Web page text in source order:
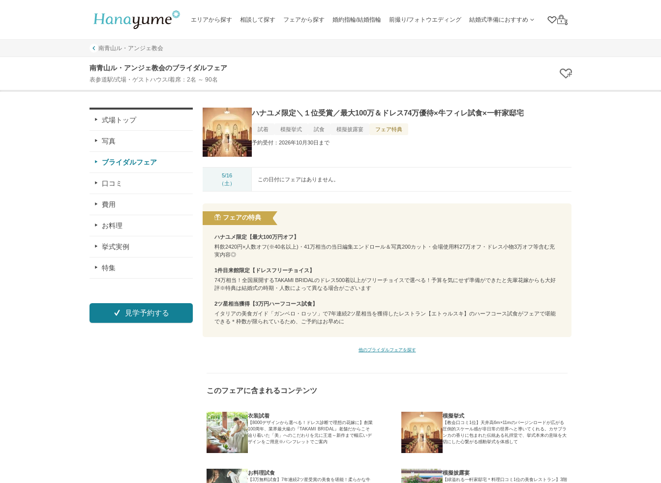
エリアから探す 相談して探す フェアから探す 婚約指輪/結婚指輪 前撮り/フォトウエディング 結婚式準備におすすめ
クリップリスト
ログイン
南青山ル・アンジェ教会
南青山ル・アンジェ教会のブライダルフェア
表参道駅/式場・ゲストハウス/着席：2名 ～ 90名 クリップする
式場トップ
写真
ブライダルフェア
口コミ
費用
お料理
挙式実例
特集
見学予約する
ハナユメ限定＼１位受賞／最大100万＆ドレス74万優待×牛フィレ試食×一軒家邸宅
試着 模擬挙式 試食 模擬披露宴 フェア特典
予約受付：2026年10月30日まで
5/16
（土）
この日付にフェアはありません。
フェアの特典
ハナユメ限定【最大100万円オフ】
料飲2420円×人数オフ(※40名以上)・41万相当の当日編集エンドロール＆写真200カット・会場使用料27万オフ・ドレス小物3万オフ等含む充
実内容◎
1件目来館限定【ドレスフリーチョイス】
74万相当！全国展開するTAKAMI BRIDALのドレス500着以上がフリーチョイスで選べる！予算を気にせず準備ができたと先輩花嫁からも大好
評※特典は結婚式の時期・人数によって異なる場合がございます
2ツ星相当獲得【3万円ハーフコース試食】
イタリアの美食ガイド「ガンベロ・ロッソ」で7年連続2ツ星相当を獲得したレストラン【エトゥルスキ】のハーフコース試食がフェアで堪能
できる＊枠数が限られているため、ご予約はお早めに
他のブライダルフェアを探す
このフェアに含まれるコンテンツ
衣装試着
【8000デザインから選べる！ドレス診断で理想の花嫁に】創業
100周年、業界最大級の『TAKAMI BRIDAL』老舗だからこそ
辿り着いた「美」へのこだわりを元に王道～新作まで幅広いデ
ザインをご用意※パンフレットでご案内
模擬挙式
【教会口コミ1位】天井高6m×11mのバージンロードが広がる
圧倒的スケール感が非日常の世界へと導いてくれる。カサブラ
ンカの香りに包まれた伝統ある礼拝堂で、挙式本来の意味を大
切にした心繋がる感動挙式を体感して
お料理試食
【3万無料試食】7年連続2ツ星受賞の美食を堪能！柔らかな牛
模擬披露宴
【緑溢れる一軒家邸宅＊料理口コミ1位の美食レストラン】3階